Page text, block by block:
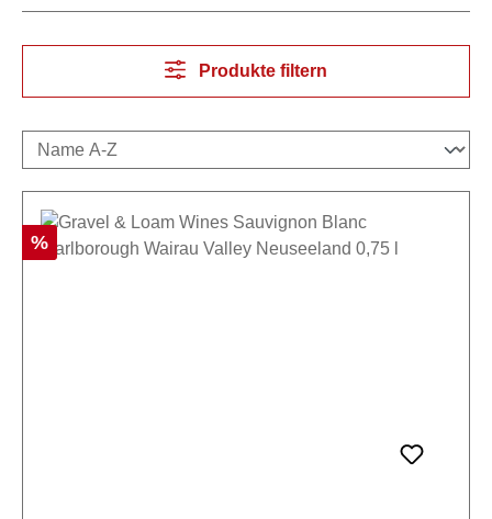
Produkte filtern
Rabatt
%